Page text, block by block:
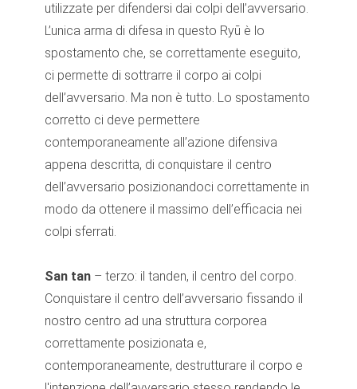
utilizzate per difendersi dai colpi dell’avversario.
L’unica arma di difesa in questo Ryū è lo
spostamento che, se correttamente eseguito,
ci permette di sottrarre il corpo ai colpi
dell’avversario. Ma non è tutto. Lo spostamento
corretto ci deve permettere
contemporaneamente all’azione difensiva
appena descritta, di conquistare il centro
dell’avversario posizionandoci correttamente in
modo da ottenere il massimo dell’efficacia nei
colpi sferrati.
San tan – terzo: il tanden, il centro del corpo.
Conquistare il centro dell’avversario fissando il
nostro centro ad una struttura corporea
correttamente posizionata e,
contemporaneamente, destrutturare il corpo e